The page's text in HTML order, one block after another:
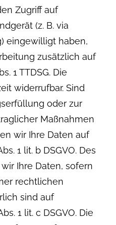
Zugriff auf
(z. B. via
eingewilligt haben,
zusätzlich auf
1 TTDSG. Die
widerrufbar. Sind
oder zur
Maßnahmen
wir Ihre Daten auf
1 lit. b DSGVO. Des
Ihre Daten, sofern
rechtlichen
sind auf
1 lit. c DSGVO. Die